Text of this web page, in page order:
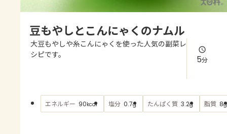
よくあるお問い合わせ
AJINOMOTO PARK とは
豆もやしとこんにゃくのナムル
大豆もやしや糸こんにゃくを使った人気の副菜レ
シピです。
5分
エネルギー 90kcal 塩分 0.7g たんぱく質 3.2g 脂質 8g